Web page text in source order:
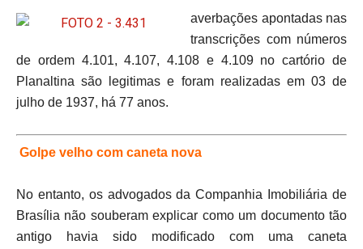
averbações apontadas nas
transcrições com números
de ordem 4.101, 4.107, 4.108 e 4.109 no cartório de
Planaltina são legitimas e foram realizadas em 03 de
julho de 1937, há 77 anos.
Golpe velho com caneta nova
No entanto, os advogados da Companhia Imobiliária de
Brasília não souberam explicar como um documento tão
antigo havia sido modificado com uma caneta